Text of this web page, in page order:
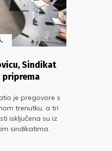
Sindikat
priprema
je pregovore s
trenutku, a tri
isključena su iz
sindikatima.